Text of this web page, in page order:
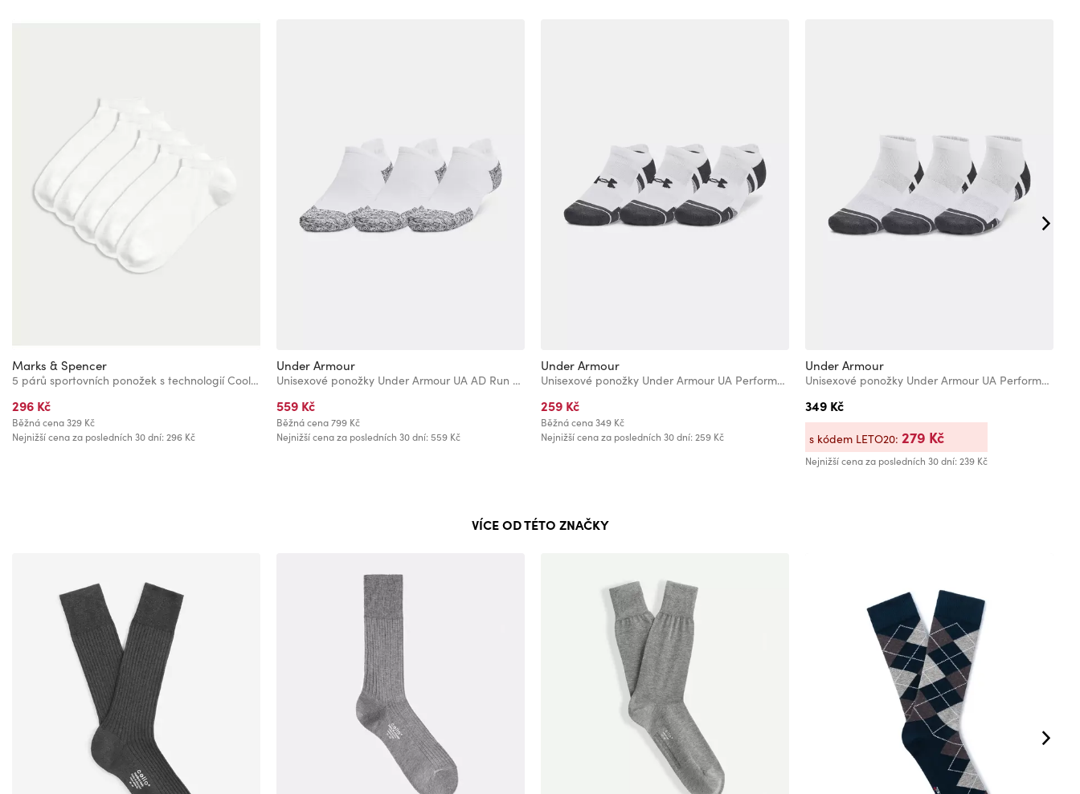
Marks & Spencer
5 párů sportovních ponožek s technologií Cool & Fresh™ Marks & Spencer bílá
296 Kč
Běžná cena329 Kč
Nejnižší cena za posledních 30 dní: 296 Kč
Under Armour
Unisexové ponožky Under Armour UA AD Run Cushion NS (3 páry)
559 Kč
Běžná cena799 Kč
Nejnižší cena za posledních 30 dní: 559 Kč
Under Armour
Unisexové ponožky Under Armour UA Performance Tech NS (3 páry)
259 Kč
Běžná cena349 Kč
Nejnižší cena za posledních 30 dní: 259 Kč
Under Armour
Unisexové ponožky Under Armour UA Performance Tech Low (3 páry)
349 Kč
Nejnižší cena za posledních 30 dní: 239 Kč
s kódem LETO20: 279 Kč
VÍCE OD TÉTO ZNAČKY